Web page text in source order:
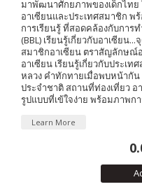
มาพัฒนาศักยภาพของเด็กไทย
อาเซียนและประเทศสมาชิก
การเรียนรู้ ที่สอดคล้องกับการ
(BBL) เรียนรู้เกี่ยวกับอาเซียน
สมาชิกอาเซียน ตราสัญลักษณ์
อาเซียน เรียนรู้เกี่ยวกับประเท
หลวง คำทักทายเมื่อพบหน้ากั
ประจำชาติ สถานที่ท่องเที่ยว อ
รูปแบบที่เข้ใจง่าย พร้อมภาพก
Learn More